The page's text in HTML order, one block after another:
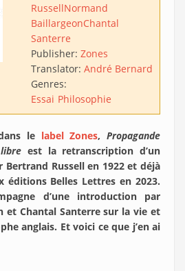
RussellNormand
BaillargeonChantal
Santerre
Publisher: Zones
Translator: André Bernard
Genres:
Essai Philosophie
le label Zones,Propagande
est la retranscription d’un
Russell en 1922 et déjà
éditions Belles Lettres en 2023.
d’une introduction par
et Chantal Santerre sur la vie et
anglais. Et voici ce que j’en ai